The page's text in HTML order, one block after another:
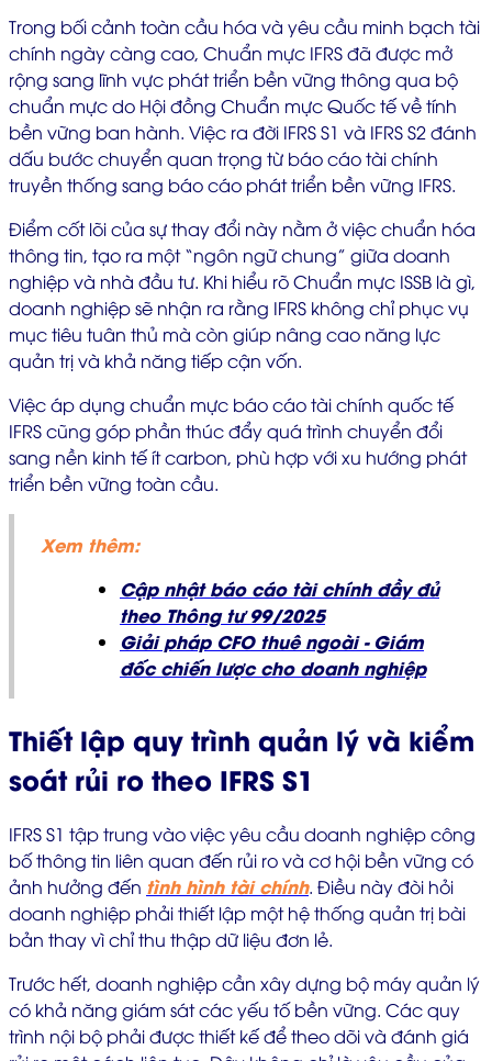
Trong bối cảnh toàn cầu hóa và yêu cầu minh bạch tài
chính ngày càng cao, Chuẩn mực IFRS đã được mở
rộng sang lĩnh vực phát triển bền vững thông qua bộ
chuẩn mực do Hội đồng Chuẩn mực Quốc tế về tính
bền vững ban hành. Việc ra đời IFRS S1 và IFRS S2 đánh
dấu bước chuyển quan trọng từ báo cáo tài chính
truyền thống sang báo cáo phát triển bền vững IFRS.
Điểm cốt lõi của sự thay đổi này nằm ở việc chuẩn hóa
thông tin, tạo ra một “ngôn ngữ chung” giữa doanh
nghiệp và nhà đầu tư. Khi hiểu rõ Chuẩn mực ISSB là gì,
doanh nghiệp sẽ nhận ra rằng IFRS không chỉ phục vụ
mục tiêu tuân thủ mà còn giúp nâng cao năng lực
quản trị và khả năng tiếp cận vốn.
Việc áp dụng chuẩn mực báo cáo tài chính quốc tế
IFRS cũng góp phần thúc đẩy quá trình chuyển đổi
sang nền kinh tế ít carbon, phù hợp với xu hướng phát
triển bền vững toàn cầu.
Xem thêm:
Cập nhật báo cáo tài chính đầy đủ
theo Thông tư 99/2025
Giải pháp CFO thuê ngoài - Giám
đốc chiến lược cho doanh nghiệp
Thiết lập quy trình quản lý và kiểm
soát rủi ro theo IFRS S1
IFRS S1 tập trung vào việc yêu cầu doanh nghiệp công
bố thông tin liên quan đến rủi ro và cơ hội bền vững có
ảnh hưởng đến tình hình tài chính. Điều này đòi hỏi
doanh nghiệp phải thiết lập một hệ thống quản trị bài
bản thay vì chỉ thu thập dữ liệu đơn lẻ.
Trước hết, doanh nghiệp cần xây dựng bộ máy quản lý
có khả năng giám sát các yếu tố bền vững. Các quy
trình nội bộ phải được thiết kế để theo dõi và đánh giá